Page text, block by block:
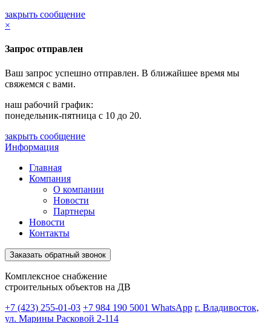
закрыть сообщение
×
Запрос отправлен
Ваш запрос успешно отправлен. В ближайшее время мы
свяжемся с вами.
наш рабочий график:
понедельник-пятница с 10 до 20.
закрыть сообщение
Информация
Главная
Компания
О компании
Новости
Партнеры
Новости
Контакты
Заказать обратный звонок
Комплексное снабжение
строительных объектов на ДВ
+7 (423) 255-01-03 +7 984 190 5001 WhatsApp г. Владивосток,
ул. Марины Расковой 2-114